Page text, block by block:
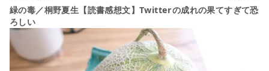
緑の毒／桐野夏生【読書感想文】Twitterの成れの果てすぎて恐
ろしい